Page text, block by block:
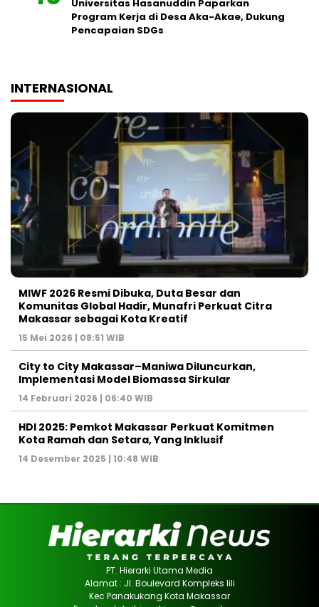
Universitas Hasanuddin Paparkan
Program Kerja di Desa Aka-Akae, Dukung
Pencapaian SDGs
INTERNASIONAL
MIWF 2026 Resmi Dibuka, Duta Besar dan
Komunitas Global Hadir, Munafri Perkuat Citra
Makassar sebagai Kota Kreatif
15 Mei 2026 | 08:51 WIB
City to City Makassar–Maniwa Diluncurkan,
Implementasi Model Biomassa Sirkular
14 Februari 2026 | 06:40 WIB
HDI 2025: Pemkot Makassar Perkuat Komitmen
Kota Ramah dan Setara, Yang Inklusif
14 Desember 2025 | 10:48 WIB
PT. Hierarki Utama Media
Alamat : Jl. Boulevard Kompleks lili
Kec Panakukang Kota Makassar